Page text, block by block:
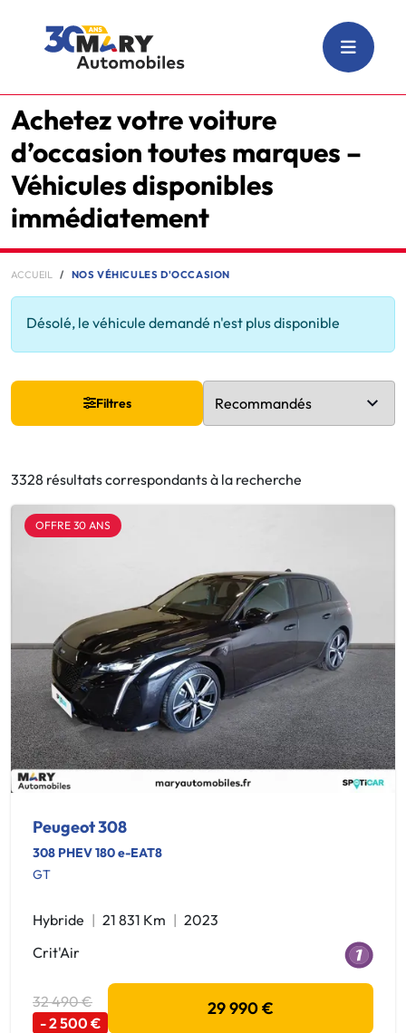
Achetez votre voiture
d’occasion toutes marques –
Véhicules disponibles
immédiatement
ACCUEIL NOS VÉHICULES D'OCCASION
Désolé, le véhicule demandé n'est plus disponible
Filtres
3328 résultats correspondants à la recherche
OFFRE 30 ANS
Peugeot 308
308 PHEV 180 e-EAT8
GT
Hybride 21 831 Km
2023
Crit'Air
32 490 €
- 2 500 €
29 990 €